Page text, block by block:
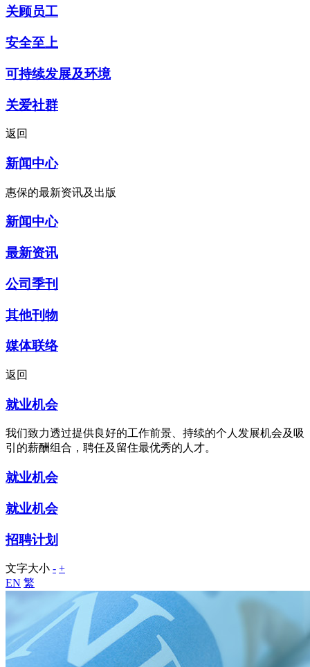
关顾员工
安全至上
可持续发展及环境
关爱社群
返回
新闻中心
惠保的最新资讯及出版
新闻中心
最新资讯
公司季刊
其他刊物
媒体联络
返回
就业机会
我们致力透过提供良好的工作前景、持续的个人发展机会及吸
引的薪酬组合，聘任及留住最优秀的人才。
就业机会
就业机会
招聘计划
文字大小 - +
EN 繁